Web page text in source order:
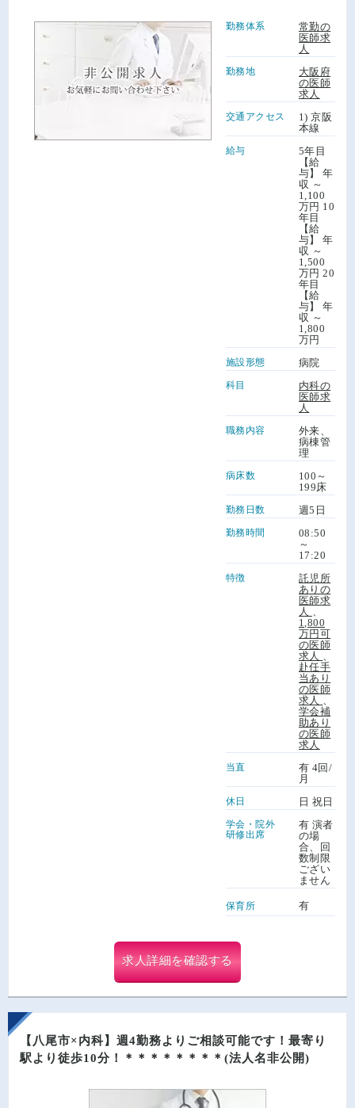
勤務体系
常勤の
医師求
人
勤務地
大阪府
の医師
求人
交通アクセス
1) 京阪
本線
給与
5年目
【給
与】 年
収 ～
1,100
万円 10
年目
【給
与】 年
収 ～
1,500
万円 20
年目
【給
与】 年
収 ～
1,800
万円
施設形態 病院
科目
内科の
医師求
人
職務内容
外来、
病棟管
理
病床数
100～
199床
勤務日数 週5日
勤務時間
08:50
～
17:20
特徴
託児所
ありの
医師求
人
1,800
万円可
の医師
求人
赴任手
当あり
の医師
求人
学会補
助あり
の医師
求人
当直
有 4回/
月
休日 日 祝日
学会・院外
研修出席
有 演者
の場
合、回
数制限
ござい
ません
保育所 有
求人詳細を確認する
【八尾市×内科】週4勤務よりご相談可能です！最寄り
駅より徒歩10分！＊＊＊＊＊＊＊＊(法人名非公開)